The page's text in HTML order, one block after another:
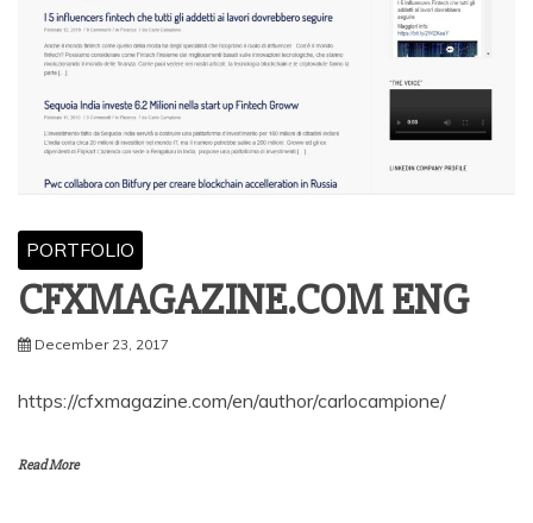
PORTFOLIO
CFXMAGAZINE.COM ENG
December 23, 2017
https://cfxmagazine.com/en/author/carlocampione/
Read More